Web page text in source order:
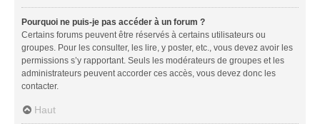
Pourquoi ne puis-je pas accéder à un forum ?
Certains forums peuvent être réservés à certains utilisateurs ou
groupes. Pour les consulter, les lire, y poster, etc., vous devez avoir les
permissions s’y rapportant. Seuls les modérateurs de groupes et les
administrateurs peuvent accorder ces accès, vous devez donc les
contacter.
Haut